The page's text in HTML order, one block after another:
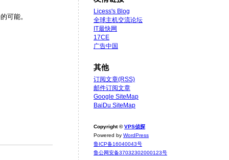
可能。
Licess's Blog
全球主机交流论坛
IT最快网
17CE
广告中国
其他
订阅文章(RSS)
邮件订阅文章
Google SiteMap
BaiDu SiteMap
Copyright ©VPS侦探
Powered by WordPress
鲁ICP备16040043号
鲁公网安备37032302000123号